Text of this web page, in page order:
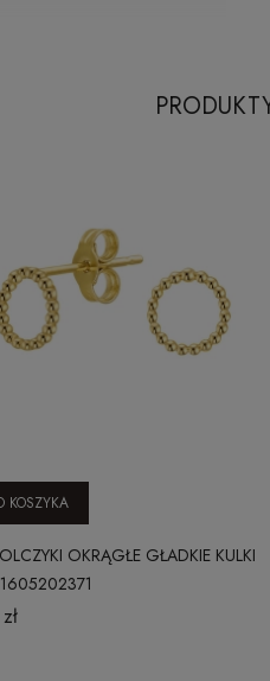
OKRĄGŁE GŁADKIE KULKI
KOSZYKA